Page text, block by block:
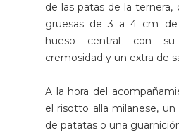
de las patas de la ternera,
gruesas de 3 a 4 cm de
hueso central con
cremosidad y un extra de
A la hora del
el risotto alla milanese, un
de patatas o una